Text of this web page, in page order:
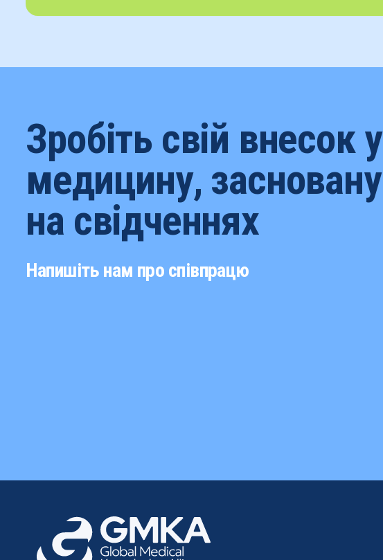
Зробіть свій внесок у
медицину, засновану
на свідченнях
Напишіть нам про співпрацю